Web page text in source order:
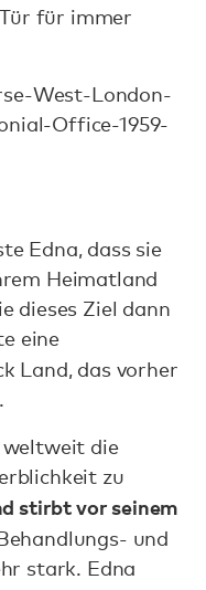
für immer
Edna, dass sie
Heimatland
dieses Ziel dann
eine
Land, das vorher
weltweit die
zu
stirbt vor seinem
und
stark. Edna